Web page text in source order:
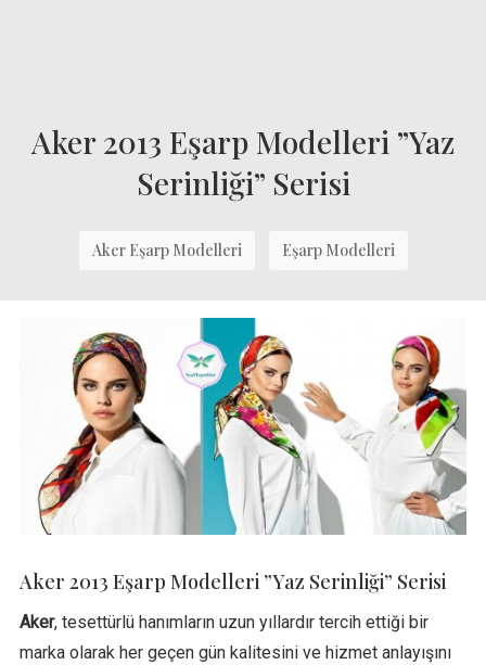
Aker 2013 Eşarp Modelleri ”Yaz
Serinliği” Serisi
Aker Eşarp Modelleri Eşarp Modelleri
Aker 2013 Eşarp Modelleri ”Yaz Serinliği” Serisi
Aker, tesettürlü hanımların uzun yıllardır tercih ettiği bir
marka olarak her geçen gün kalitesini ve hizmet anlayışını